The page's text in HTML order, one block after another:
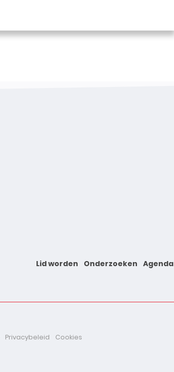
Lid worden Onderzoeken Agenda
Privacybeleid Cookies